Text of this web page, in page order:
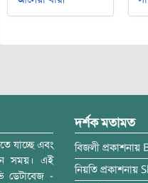
যাচ্ছে এবং
সময়। এই
ডেটাবেজ -
দর্শক মতামত
বিজলী প্রকাশনায়
নিয়তি প্রকাশনায়